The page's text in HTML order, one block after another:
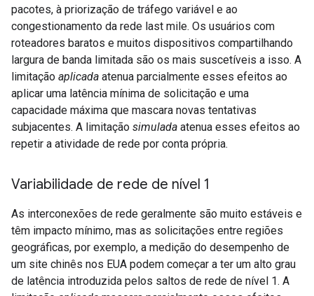
pacotes, à priorização de tráfego variável e ao
congestionamento da rede last mile. Os usuários com
roteadores baratos e muitos dispositivos compartilhando
largura de banda limitada são os mais suscetíveis a isso. A
limitação aplicada atenua parcialmente esses efeitos ao
aplicar uma latência mínima de solicitação e uma
capacidade máxima que mascara novas tentativas
subjacentes. A limitação simulada atenua esses efeitos ao
repetir a atividade de rede por conta própria.
Variabilidade de rede de nível 1
As interconexões de rede geralmente são muito estáveis e
têm impacto mínimo, mas as solicitações entre regiões
geográficas, por exemplo, a medição do desempenho de
um site chinês nos EUA podem começar a ter um alto grau
de latência introduzida pelos saltos de rede de nível 1. A